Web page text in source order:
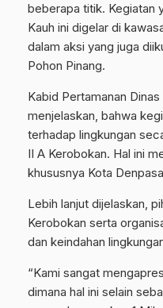
beberapa titik. Kegiatan
Kauh ini digelar di
dalam aksi yang juga
Pohon Pinang.
Kabid Pertamanan
menjelaskan, bahwa
terhadap lingkungan
II A Kerobokan. Hal ini
khususnya Kota
Lebih lanjut dijelaskan,
Kerobokan serta
dan keindahan
“Kami sangat
dimana hal ini selain